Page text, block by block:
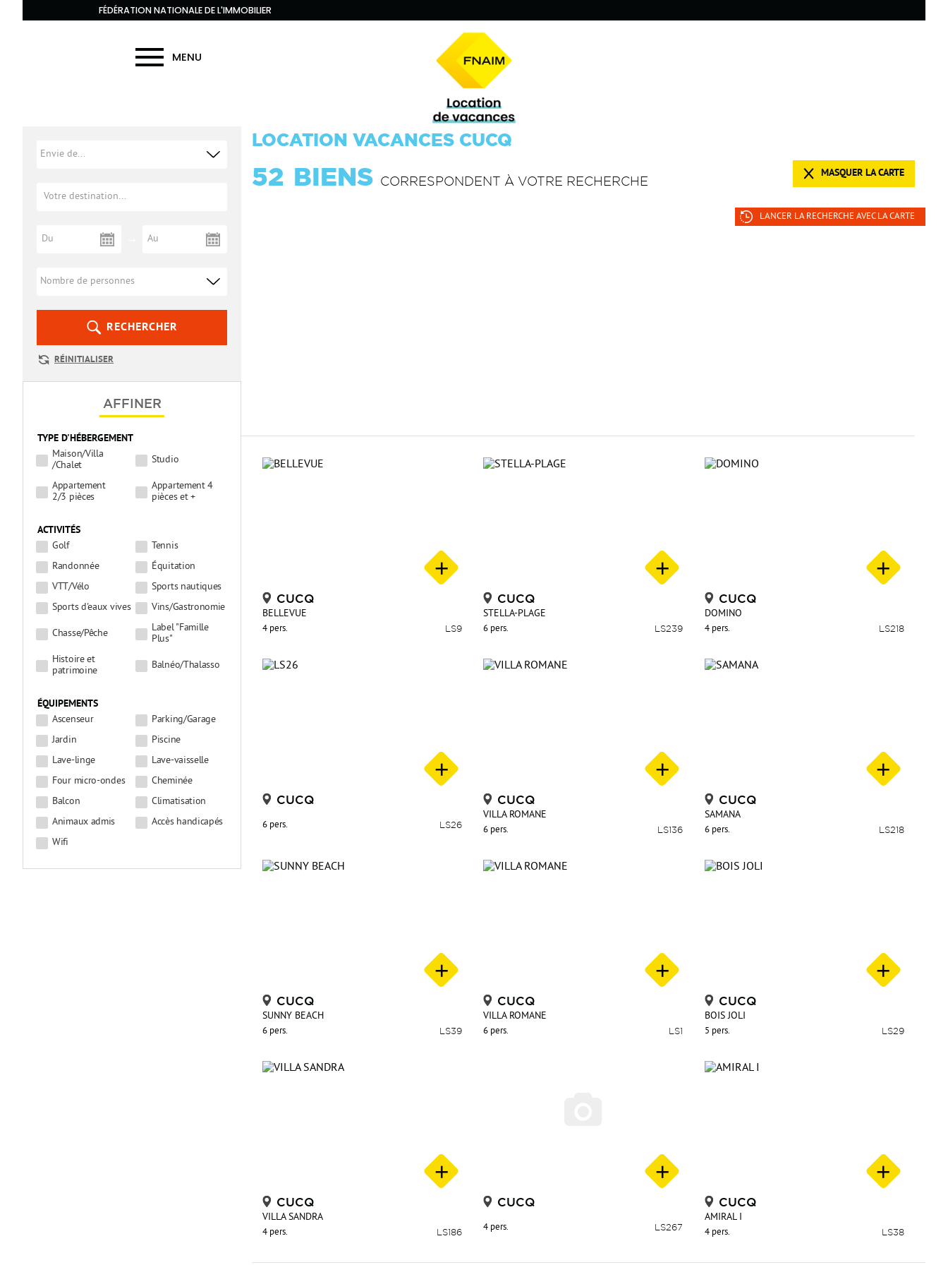
FÉDÉRATION NATIONALE DE L'IMMOBILIER
MENU
RECHERCHER
RÉINITIALISER
AFFINER
TYPE D'HÉBERGEMENT
Maison/Villa
/Chalet
Studio
Appartement
2/3 pièces
Appartement 4
pièces et +
ACTIVITÉS
Golf
Tennis
Randonnée
Équitation
VTT/Vélo
Sports nautiques
Sports d'eaux vives
Vins/Gastronomie
Chasse/Pêche
Label "Famille
Plus"
Histoire et
patrimoine
Balnéo/Thalasso
ÉQUIPEMENTS
Ascenseur
Parking/Garage
Jardin
Piscine
Lave-linge
Lave-vaisselle
Four micro-ondes
Cheminée
Balcon
Climatisation
Animaux admis
Accès handicapés
Wifi
LOCATION VACANCES CUCQ
52 BIENS CORRESPONDENT À VOTRE RECHERCHE
MASQUER LA CARTE
LANCER LA RECHERCHE AVEC LA CARTE
CUCQ
BELLEVUE
4 pers. LS9
CUCQ
STELLA-PLAGE
6 pers. LS239
CUCQ
DOMINO
4 pers. LS218
CUCQ
6 pers. LS26
CUCQ
VILLA ROMANE
6 pers. LS136
CUCQ
SAMANA
6 pers. LS218
CUCQ
SUNNY BEACH
6 pers. LS39
CUCQ
VILLA ROMANE
6 pers. LS1
CUCQ
BOIS JOLI
5 pers. LS29
CUCQ
VILLA SANDRA
4 pers. LS186
CUCQ
4 pers. LS267
CUCQ
AMIRAL I
4 pers. LS38